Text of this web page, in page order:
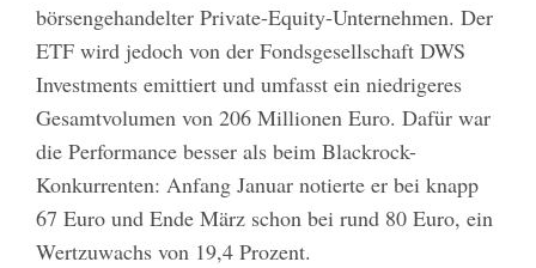
börsengehandelter Private-Equity-Unternehmen. Der
ETF wird jedoch von der Fondsgesellschaft DWS
Investments emittiert und umfasst ein niedrigeres
Gesamtvolumen von 206 Millionen Euro. Dafür war
die Performance besser als beim Blackrock-
Konkurrenten: Anfang Januar notierte er bei knapp
67 Euro und Ende März schon bei rund 80 Euro, ein
Wertzuwachs von 19,4 Prozent.